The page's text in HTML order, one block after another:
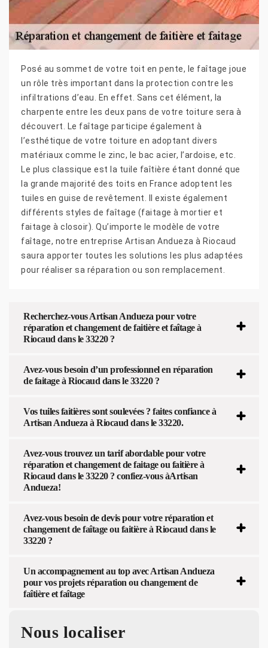
Posé au sommet de votre toit en pente, le faîtage joue
un rôle très important dans la protection contre les
infiltrations d’eau. En effet. Sans cet élément, la
charpente entre les deux pans de votre toiture sera à
découvert. Le faîtage participe également à
l’esthétique de votre toiture en adoptant divers
matériaux comme le zinc, le bac acier, l’ardoise, etc.
Le plus classique est la tuile faîtière étant donné que
la grande majorité des toits en France adoptent les
tuiles en guise de revêtement. Il existe également
différents styles de faîtage (faitage à mortier et
faitage à closoir). Qu’importe le modèle de votre
faîtage, notre entreprise Artisan Andueza à Riocaud
saura apporter toutes les solutions les plus adaptées
pour réaliser sa réparation ou son remplacement.
Recherchez-vous Artisan Andueza pour votre
réparation et changement de faitière et faîtage à
Riocaud dans le 33220 ?
Avez-vous besoin d’un professionnel en réparation
de faitage à Riocaud dans le 33220 ?
Vos tuiles faitières sont soulevées ? faites confiance à
Artisan Andueza à Riocaud dans le 33220.
Avez-vous trouvez un tarif abordable pour votre
réparation et changement de faitage ou faitière à
Riocaud dans le 33220 ? confiez-vous àArtisan
Andueza!
Avez-vous besoin de devis pour votre réparation et
changement de faîtage ou faitière à Riocaud dans le
33220 ?
Un accompagnement au top avec Artisan Andueza
pour vos projets réparation ou changement de
faîtière et faîtage
Nous localiser